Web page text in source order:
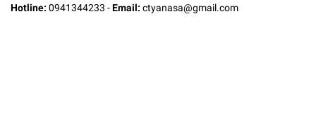
Hotline: 0941344233 -Email: ctyanasa@gmail.com